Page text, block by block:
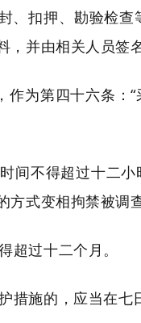
、扣押、勘验检
，并由相关人员签
作为第四十六条：
间不得超过十二
方式变相拘禁被调
超过十二个月。
措施的，应当在